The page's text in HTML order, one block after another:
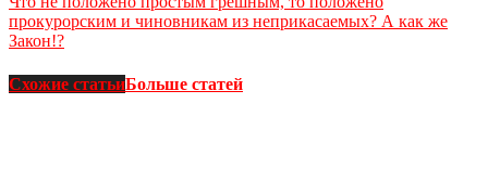
прокурорским и чиновникам из неприкасаемых? А как же
Закон!?
Схожие статьиБольше статей